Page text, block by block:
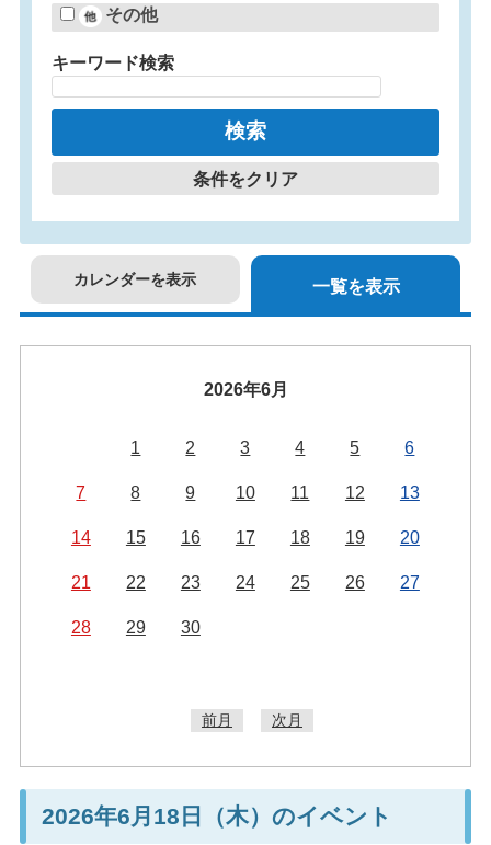
その他
キーワード検索
条件をクリア
カレンダーを表示 一覧を表示
2026年6月
1 2 3 4 5 6
7 8 9 10 11 12 13
14 15 16 17 18 19 20
21 22 23 24 25 26 27
28 29 30
前月 次月
2026年6月18日（木）のイベント